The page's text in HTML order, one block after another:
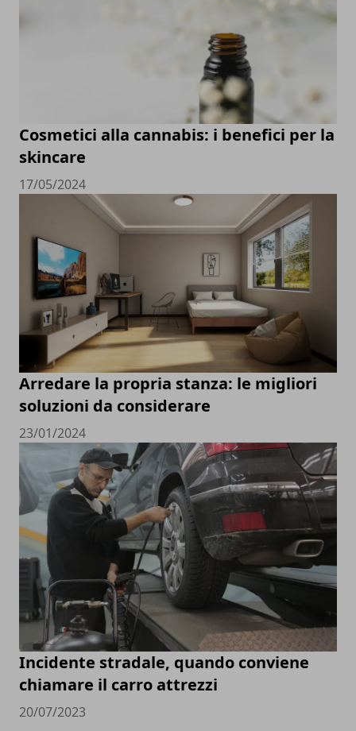
Cosmetici alla cannabis: i benefici per la
skincare
17/05/2024
Arredare la propria stanza: le migliori
soluzioni da considerare
23/01/2024
Incidente stradale, quando conviene
chiamare il carro attrezzi
20/07/2023